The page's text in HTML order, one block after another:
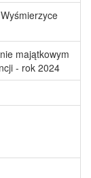
majątkowym
- rok 2024